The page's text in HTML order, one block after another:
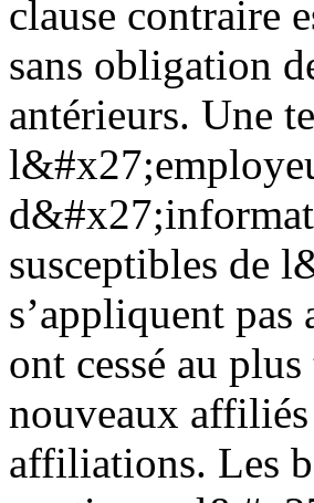
clause contraire
sans obligation
antérieurs. Une
susceptibles de
s’appliquent
ont cessé au
nouveaux
affiliations. Les